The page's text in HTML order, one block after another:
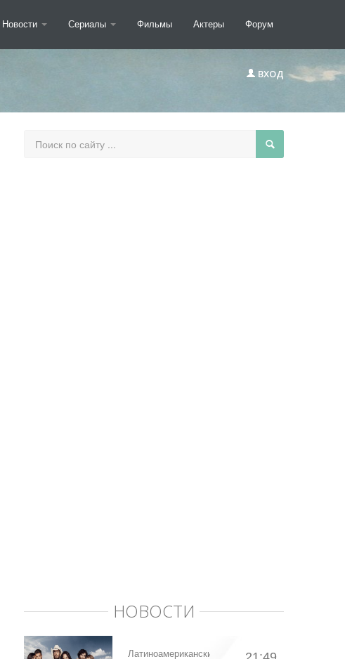
Новости Сериалы Фильмы Актеры Форум
ВХОД
НОВОСТИ
Латиноамериканский